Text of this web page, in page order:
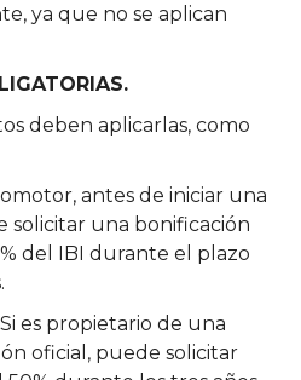
ya que no se aplican
deben aplicarlas, como
antes de iniciar una
solicitar una bonificación
del IBI durante el plazo
Si es propietario de una
oficial, puede solicitar